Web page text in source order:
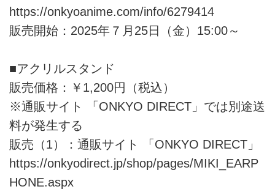
https://onkyoanime.com/info/6279414
販売開始：2025年７月25日（金）15:00～
■アクリルスタンド
販売価格：￥1,200円（税込）
※通販サイト 「ONKYO DIRECT」では別途送
料が発生する
販売（1）：通販サイト 「ONKYO DIRECT」
https://onkyodirect.jp/shop/pages/MIKI_EARP
HONE.aspx